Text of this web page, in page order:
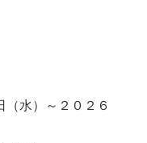
水）～２０２６